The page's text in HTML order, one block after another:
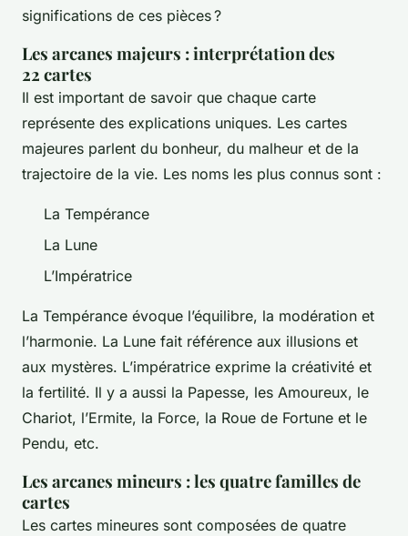
significations de ces pièces ?
Les arcanes majeurs : interprétation des
22 cartes
Il est important de savoir que chaque carte
représente des explications uniques. Les cartes
majeures parlent du bonheur, du malheur et de la
trajectoire de la vie. Les noms les plus connus sont :
La Tempérance
La Lune
L’Impératrice
La Tempérance évoque l’équilibre, la modération et
l’harmonie. La Lune fait référence aux illusions et
aux mystères. L’impératrice exprime la créativité et
la fertilité. Il y a aussi la Papesse, les Amoureux, le
Chariot, l’Ermite, la Force, la Roue de Fortune et le
Pendu, etc.
Les arcanes mineurs : les quatre familles de
cartes
Les cartes mineures sont composées de quatre